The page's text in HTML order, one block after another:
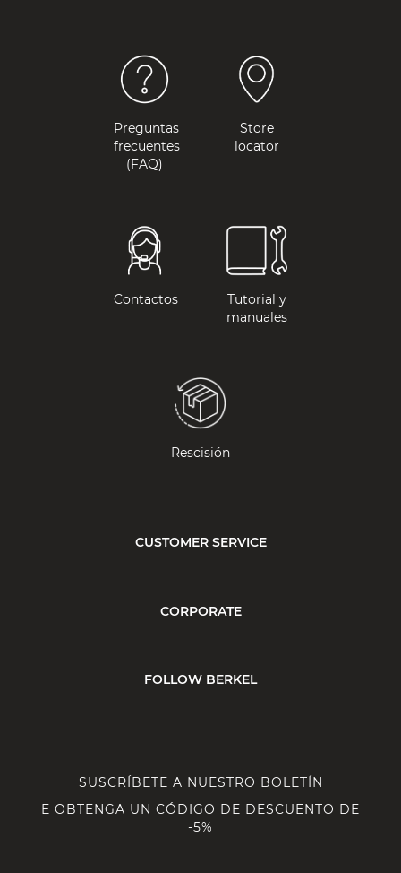
Preguntas
frecuentes
(FAQ)
Store
locator
Contactos
Tutorial y
manuales
Rescisión
CUSTOMER SERVICE
CORPORATE
FOLLOW BERKEL
SUSCRÍBETE A NUESTRO BOLETÍN
E OBTENGA UN CÓDIGO DE DESCUENTO DE
-5%